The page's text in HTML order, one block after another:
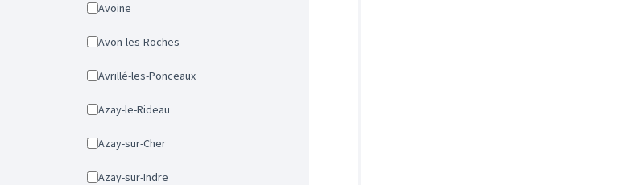
Avoine
Avon-les-Roches
Avrillé-les-Ponceaux
Azay-le-Rideau
Azay-sur-Cher
Azay-sur-Indre